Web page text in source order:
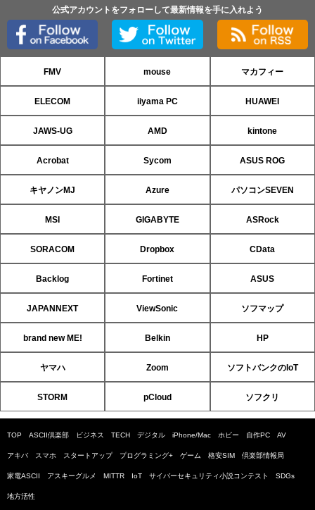
公式アカウントをフォローして最新情報を手に入れよう
FMV mouse マカフィー
ELECOM iiyama PC HUAWEI
JAWS-UG AMD kintone
Acrobat Sycom ASUS ROG
キヤノンMJ Azure パソコンSEVEN
MSI GIGABYTE ASRock
SORACOM Dropbox CData
Backlog Fortinet ASUS
JAPANNEXT ViewSonic ソフマップ
brand new ME! Belkin HP
ヤマハ Zoom ソフトバンクのIoT
STORM pCloud ソフクリ
TOP ASCII倶楽部 ビジネス TECH デジタル iPhone/Mac ホビー 自作PC AV
アキバ スマホ スタートアップ プログラミング+ ゲーム 格安SIM 倶楽部情報局
家電ASCII アスキーグルメ MITTR IoT サイバーセキュリティ小説コンテスト SDGs
地方活性